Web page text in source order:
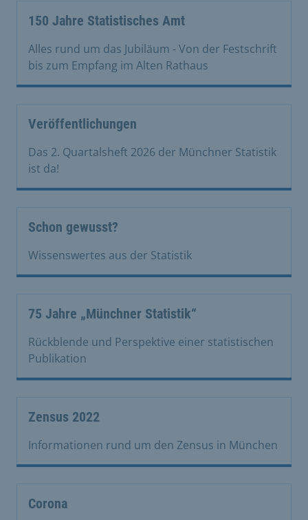
150 Jahre Statistisches Amt
Alles rund um das Jubiläum - Von der Festschrift
bis zum Empfang im Alten Rathaus
Veröffentlichungen
Das 2. Quartalsheft 2026 der Münchner Statistik
ist da!
Schon gewusst?
Wissenswertes aus der Statistik
75 Jahre „Münchner Statistik“
Rückblende und Perspektive einer statistischen
Publikation
Zensus 2022
Informationen rund um den Zensus in München
Corona